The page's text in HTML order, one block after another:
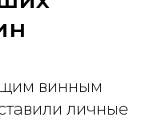
винным
личные